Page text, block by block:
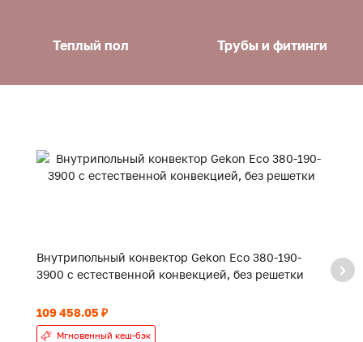
Теплый пол Трубы и фитинги
Внутрипольный конвектор Gekon Eco 380-190-
3900 с естественной конвекцией, без решетки
109 458.05 ₽
Мгновенный кеш-бэк